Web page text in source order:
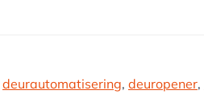
deurautomatisering, deuropener,